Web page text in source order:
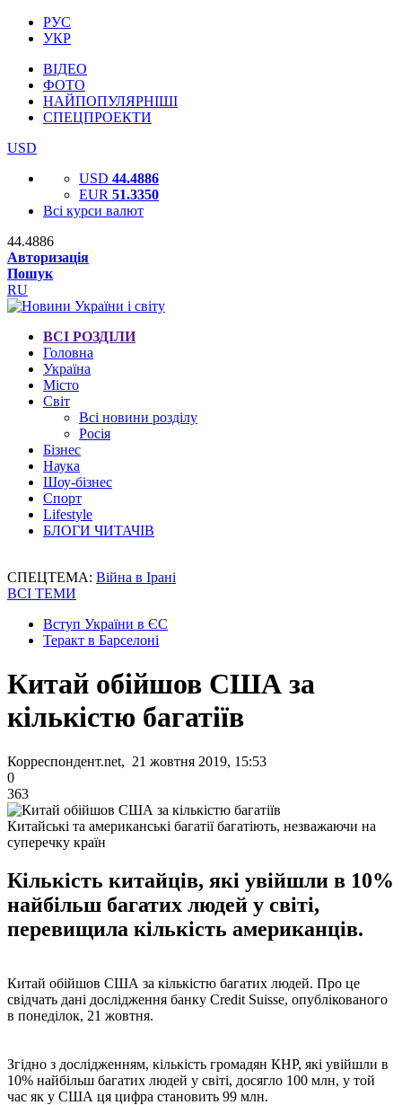
РУС
УКР
ВІДЕО
ФОТО
НАЙПОПУЛЯРНІШІ
СПЕЦПРОЕКТИ
USD
USD 44.4886
EUR 51.3350
Всі курси валют
44.4886
Авторизація
Пошук
RU
ВСІ РОЗДІЛИ
Головна
Україна
Місто
Світ
Всі новини розділу
Росія
Бізнес
Наука
Шоу-бізнес
Спорт
Lifestyle
БЛОГИ ЧИТАЧІВ
СПЕЦТЕМА: Війна в Ірані
ВСІ ТЕМИ
Вступ України в ЄС
Теракт в Барселоні
Китай обійшов США за
кількістю багатіїв
Корреспондент.net, 21 жовтня 2019, 15:53
0
363
Китайські та американські багатії багатіють, незважаючи на
суперечку країн
Кількість китайців, які увійшли в 10%
найбільш багатих людей у світі,
перевищила кількість американців.
Китай обійшов США за кількістю багатих людей. Про це
свідчать дані дослідження банку Credit Suisse, опублікованого
в понеділок, 21 жовтня.
Згідно з дослідженням, кількість громадян КНР, які увійшли в
10% найбільш багатих людей у світі, досягло 100 млн, у той
час як у США ця цифра становить 99 млн.